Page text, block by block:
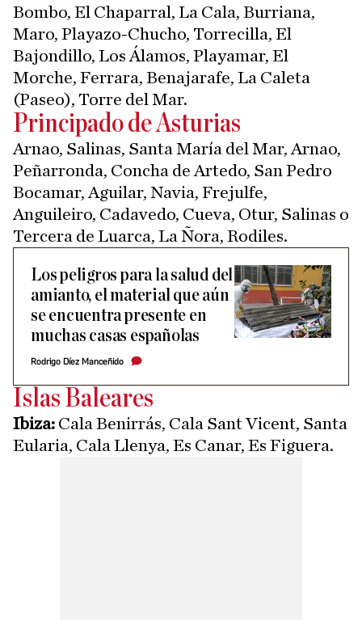
Bombo, El Chaparral, La Cala, Burriana,
Maro, Playazo-Chucho, Torrecilla, El
Bajondillo, Los Álamos, Playamar, El
Morche, Ferrara, Benajarafe, La Caleta
(Paseo), Torre del Mar.
Principado de Asturias
Arnao, Salinas, Santa María del Mar, Arnao,
Peñarronda, Concha de Artedo, San Pedro
Bocamar, Aguilar, Navia, Frejulfe,
Anguileiro, Cadavedo, Cueva, Otur, Salinas o
Tercera de Luarca, La Ñora, Rodiles.
Los peligros para la salud del
amianto, el material que aún
se encuentra presente en
muchas casas españolas
Rodrigo Díez Manceñido
Islas Baleares
Ibiza: Cala Benirrás, Cala Sant Vicent, Santa
Eularia, Cala Llenya, Es Canar, Es Figuera.